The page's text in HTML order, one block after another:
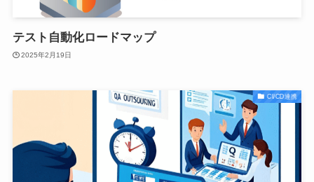
テスト自動化ロードマップ
2025年2月19日
CI/CD連携